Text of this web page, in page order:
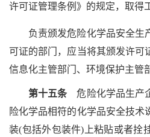
许可证管理条例》的规定，取得
负责颁发危险化学品安全生
可证的部门，应当将其颁发许可
信息化主管部门、环境保护主管
第十五条
危险化学品生产
险化学品相符的化学品安全技术
装(包括外包装件)上粘贴或者拴